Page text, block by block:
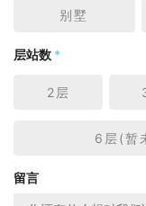
别墅
层站数 *
2层
6层(暂
留言